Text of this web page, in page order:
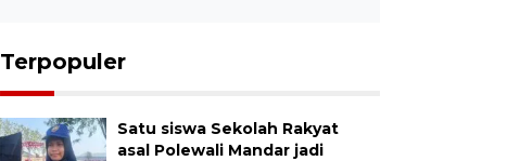
Terpopuler
Satu siswa Sekolah Rakyat
asal Polewali Mandar jadi